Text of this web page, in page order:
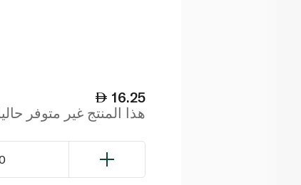
16.25
هذا المنتج غير متوفر